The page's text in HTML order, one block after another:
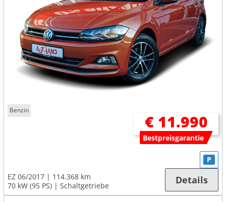
Benzin
€ 11.990
Bestpreisgarantie
EZ 06/2017
114.368 km
70 kW (95 PS)
Schaltgetriebe
P
Details